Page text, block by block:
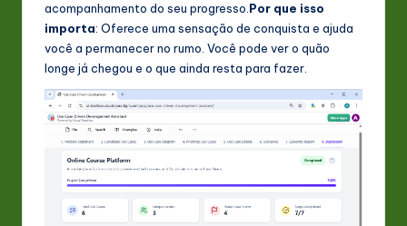
acompanhamento do seu progresso. Por que isso
importa: Oferece uma sensação de conquista e ajuda
você a permanecer no rumo. Você pode ver o quão
longe já chegou e o que ainda resta para fazer.